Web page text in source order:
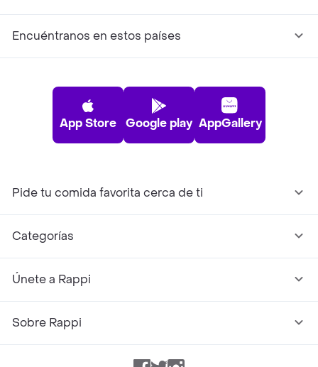
Encuéntranos en estos países
App Store Google play AppGallery
Pide tu comida favorita cerca de ti
Categorías
Únete a Rappi
Sobre Rappi